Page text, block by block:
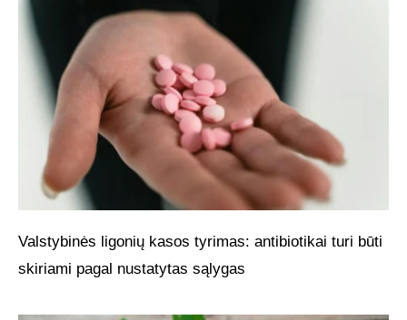
Valstybinės ligonių kasos tyrimas: antibiotikai turi būti
skiriami pagal nustatytas sąlygas